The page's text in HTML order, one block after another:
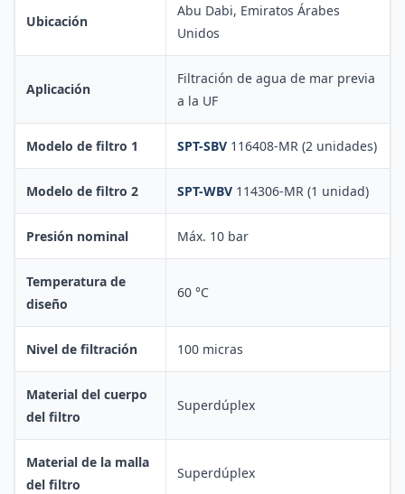
Ubicación
Abu Dabi, Emiratos Árabes
Unidos
Aplicación
Filtración de agua de mar previa
a la UF
Modelo de filtro 1 SPT-SBV 116408-MR (2 unidades)
Modelo de filtro 2 SPT-WBV 114306-MR (1 unidad)
Presión nominal Máx. 10 bar
Temperatura de
diseño
60 °C
Nivel de filtración 100 micras
Material del cuerpo
del filtro
Superdúplex
Material de la malla
del filtro
Superdúplex